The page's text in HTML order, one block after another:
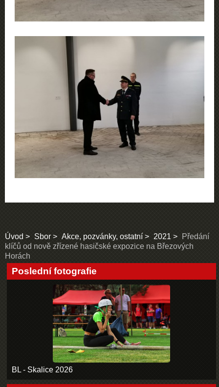
Úvod Sbor Akce, pozvánky, ostatní 2021
Předání
klíčů od nově zřízené hasičské expozice na Březových
Horách
Poslední fotografie
BL - Skalice 2026